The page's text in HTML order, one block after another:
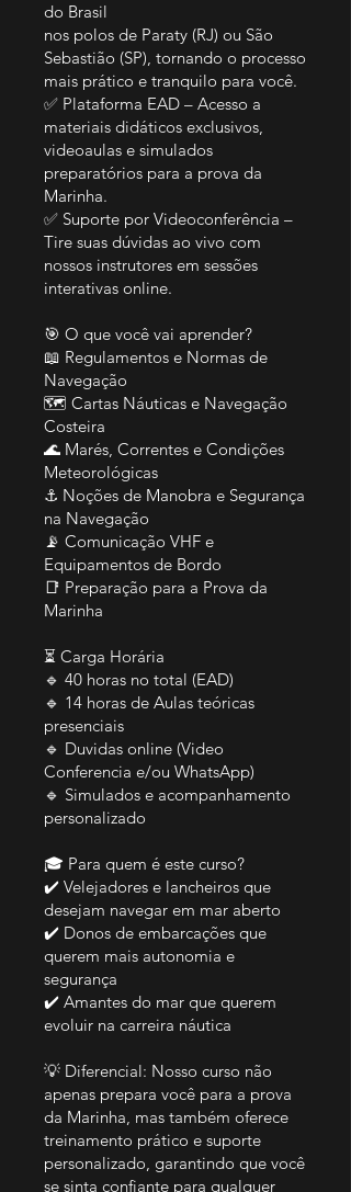
do Brasil
nos polos de Paraty (RJ) ou São
Sebastião (SP), tornando o processo
mais prático e tranquilo para você.
✅ Plataforma EAD – Acesso a
materiais didáticos exclusivos,
videoaulas e simulados
preparatórios para a prova da
Marinha.
✅ Suporte por Videoconferência –
Tire suas dúvidas ao vivo com
nossos instrutores em sessões
interativas online.
🎯 O que você vai aprender?
📖 Regulamentos e Normas de
Navegação
🗺️ Cartas Náuticas e Navegação
Costeira
🌊 Marés, Correntes e Condições
Meteorológicas
⚓ Noções de Manobra e Segurança
na Navegação
📡 Comunicação VHF e
Equipamentos de Bordo
📑 Preparação para a Prova da
Marinha
⏳ Carga Horária
🔹 40 horas no total (EAD)
🔹 14 horas de Aulas teóricas
presenciais
🔹 Duvidas online (Video
Conferencia e/ou WhatsApp)
🔹 Simulados e acompanhamento
personalizado
🎓 Para quem é este curso?
✔️ Velejadores e lancheiros que
desejam navegar em mar aberto
✔️ Donos de embarcações que
querem mais autonomia e
segurança
✔️ Amantes do mar que querem
evoluir na carreira náutica
💡 Diferencial: Nosso curso não
apenas prepara você para a prova
da Marinha, mas também oferece
treinamento prático e suporte
personalizado, garantindo que você
se sinta confiante para qualquer